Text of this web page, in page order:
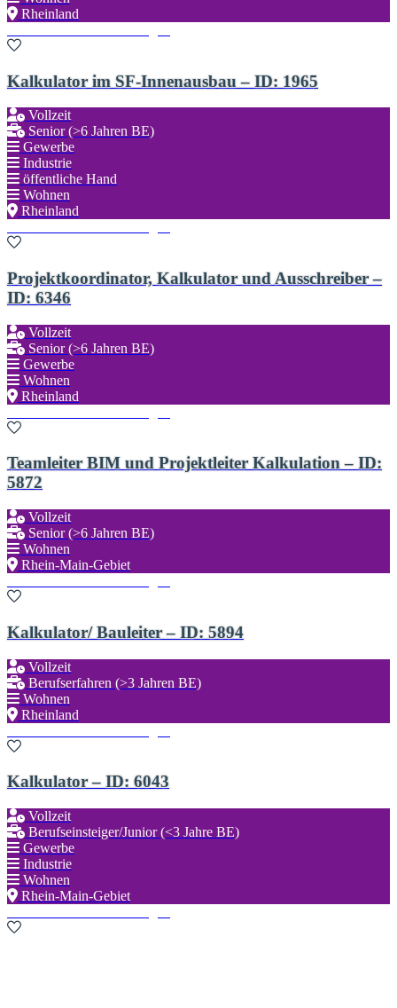
Rheinland
Kalkulator im SF-Innenausbau – ID: 1965
Vollzeit
Senior (>6 Jahren BE)
Gewerbe
Industrie
öffentliche Hand
Wohnen
Rheinland
Projektkoordinator, Kalkulator und Ausschreiber –
ID: 6346
Vollzeit
Senior (>6 Jahren BE)
Gewerbe
Wohnen
Rheinland
Teamleiter BIM und Projektleiter Kalkulation – ID:
5872
Vollzeit
Senior (>6 Jahren BE)
Wohnen
Rhein-Main-Gebiet
Kalkulator/ Bauleiter – ID: 5894
Vollzeit
Berufserfahren (>3 Jahren BE)
Wohnen
Rheinland
Kalkulator – ID: 6043
Vollzeit
Berufseinsteiger/Junior (<3 Jahre BE)
Gewerbe
Industrie
Wohnen
Rhein-Main-Gebiet